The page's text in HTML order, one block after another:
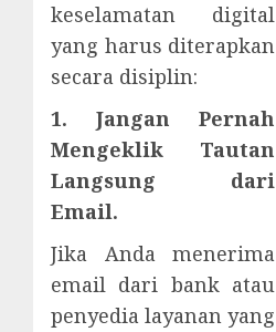
keselamatan digital
yang harus diterapkan
secara disiplin:
1. Jangan Pernah
Mengeklik Tautan
Langsung dari
Email.
Jika Anda menerima
email dari bank atau
penyedia layanan yang